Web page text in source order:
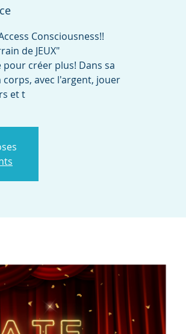
Consciousness!!
de JEUX"
créer plus! Dans sa
avec l'argent, jouer
et t